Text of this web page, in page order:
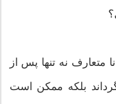
نه تنها پس از
بلکه ممکن است